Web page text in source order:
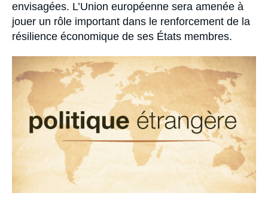
envisagées. L’Union européenne sera amenée à
jouer un rôle important dans le renforcement de la
résilience économique de ses États membres.
principale